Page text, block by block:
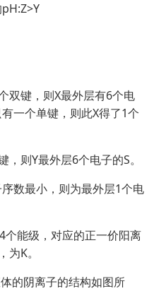
双键，则X最外层有6个电
一个单键，则此X得了1个
则Y最外层6个电子的S。
数最小，则为最外层1个电
个能级，对应的正一价阳离
K。
的阴离子的结构如图所